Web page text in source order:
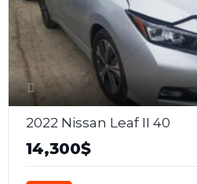
2022 Nissan Leaf II 40
14,300$